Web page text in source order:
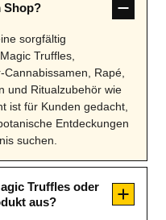
Shop?
sorgfältig
Truffles,
Rapé,
und Ritualzubehör wie
ist für Kunden gedacht,
Entdeckungen
suchen.
Truffles oder
aus?